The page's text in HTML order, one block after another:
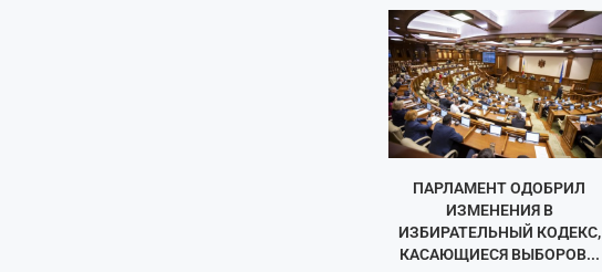
ПАРЛАМЕНТ ОДОБРИЛ
ИЗМЕНЕНИЯ В
ИЗБИРАТЕЛЬНЫЙ КОДЕКС,
КАСАЮЩИЕСЯ ВЫБОРОВ...